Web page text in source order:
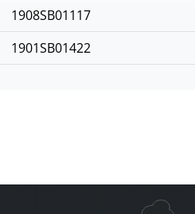
1908SB01117
1901SB01422